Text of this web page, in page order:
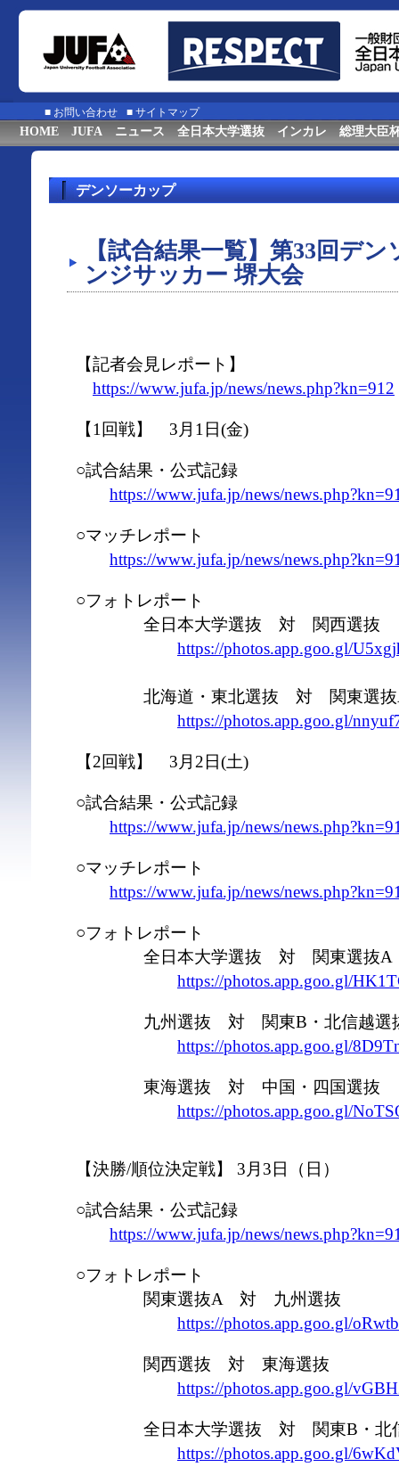
■ お問い合わせ ■ サイトマップ
HOME JUFA ニュース 全日本大学選抜 インカレ 総理大臣
デンソーカップ
【試合結果一覧】第33回デ
ンジサッカー 堺大会
【記者会見レポート】
https://www.jufa.jp/news/news.php?kn=912
【1回戦】 3月1日(金)
○試合結果・公式記録
https://www.jufa.jp/news/
○マッチレポート
https://www.jufa.jp/news/
○フォトレポート
全日本大学選抜 対 関西選抜
https://photos.app.goo.gl/
北海道・東北選抜 対 関東選抜
https://photos.app.goo.gl/
【2回戦】 3月2日(土)
○試合結果・公式記録
https://www.jufa.jp/news/
○マッチレポート
https://www.jufa.jp/news/
○フォトレポート
全日本大学選抜 対 関東選抜A
https://photos.app.goo.gl/
九州選抜 対 関東B・北信越選
https://photos.app.goo.gl/
東海選抜 対 中国・四国選抜
https://photos.app.goo.gl/
【決勝/順位決定戦】 3月3日（日）
○試合結果・公式記録
https://www.jufa.jp/news/
○フォトレポート
関東選抜A 対 九州選抜
https://photos.app.goo.gl/
関西選抜 対 東海選抜
https://photos.app.goo.gl/
全日本大学選抜 対 関東B・北信
https://photos.app.goo.gl/